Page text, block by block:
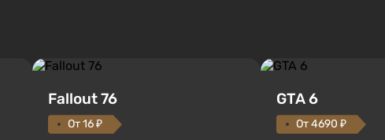
Fallout 76
От 16 ₽
GTA 6
От 4690 ₽